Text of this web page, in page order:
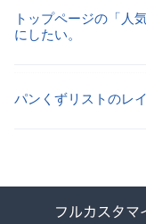
トップページの「人
にしたい。
パンくずリストのレ